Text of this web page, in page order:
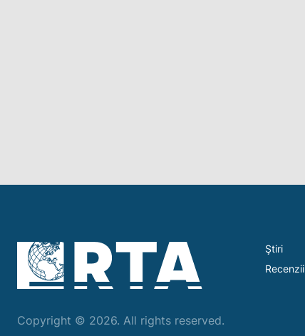
Copyright © 2026. All rights reserved.
Ştiri
Recenzii